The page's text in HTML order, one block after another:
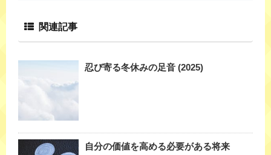
関連記事
忍び寄る冬休みの足音 (2025)
自分の価値を高める必要がある将来